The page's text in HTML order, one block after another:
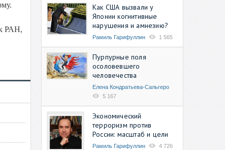
РАН,
Как США вызвали у
Японии когнитивные
нарушения и амнезию?
Рамиль Гарифуллин 1 565
Пурпурные поля
осоловевшего
человечества
Елена Кондратьева-Сальгеро
5 167
Экономический
терроризм против
России: масштаб и цели
Рамиль Гарифуллин 4 726